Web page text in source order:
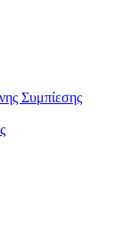
Συμπίεσης